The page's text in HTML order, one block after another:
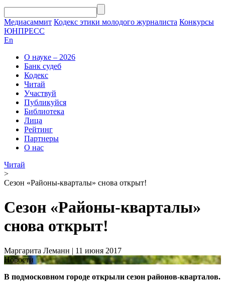
Медиасаммит Кодекс этики молодого журналиста Конкурсы
ЮНПРЕСС
En
О науке – 2026
Банк судеб
Кодекс
Читай
Участвуй
Публикуйся
Библиотека
Лица
Рейтинг
Партнеры
О нас
Читай
>
Сезон «Районы-кварталы» снова открыт!
Сезон «Районы-кварталы»
снова открыт!
Маргарита Леманн | 11 июня 2017
Новости
В подмосковном городе открыли сезон районов-кварталов.